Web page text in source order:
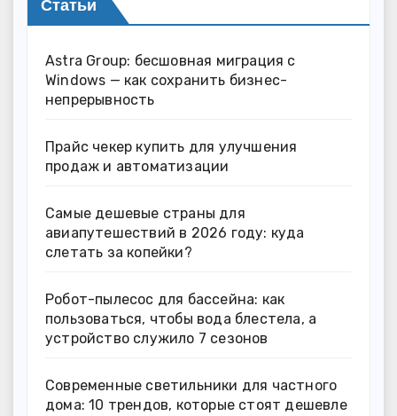
Статьи
Astra Group: бесшовная миграция с
Windows — как сохранить бизнес-
непрерывность
Прайс чекер купить для улучшения
продаж и автоматизации
Самые дешевые страны для
авиапутешествий в 2026 году: куда
слетать за копейки?
Робот-пылесос для бассейна: как
пользоваться, чтобы вода блестела, а
устройство служило 7 сезонов
Современные светильники для частного
дома: 10 трендов, которые стоят дешевле